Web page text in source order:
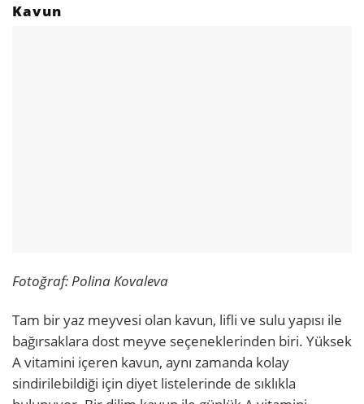
Kavun
Fotoğraf: Polina Kovaleva
Tam bir yaz meyvesi olan kavun, lifli ve sulu yapısı ile
bağırsaklara dost meyve seçeneklerinden biri. Yüksek
A vitamini içeren kavun, aynı zamanda kolay
sindirilebildiği için diyet listelerinde de sıklıkla